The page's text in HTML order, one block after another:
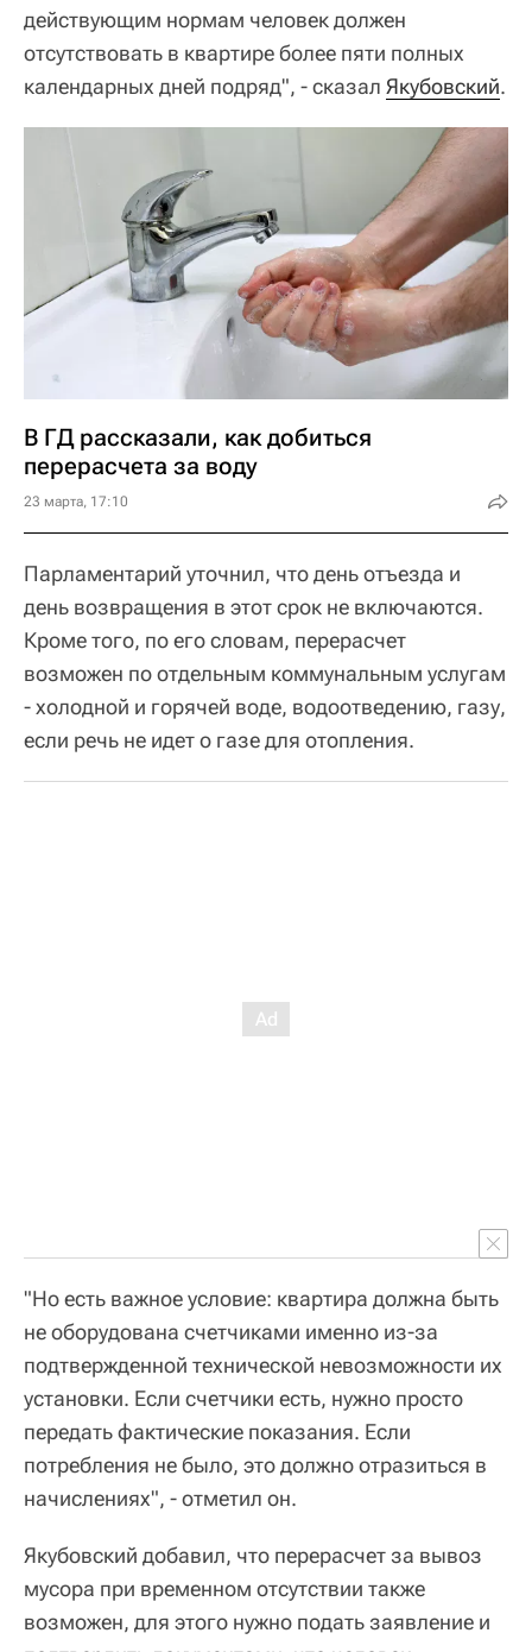
действующим нормам человек должен
отсутствовать в квартире более пяти полных
календарных дней подряд", - сказал Якубовский.
В ГД рассказали, как добиться
перерасчета за воду
23 марта, 17:10
Парламентарий уточнил, что день отъезда и
день возвращения в этот срок не включаются.
Кроме того, по его словам, перерасчет
возможен по отдельным коммунальным услугам
- холодной и горячей воде, водоотведению, газу,
если речь не идет о газе для отопления.
"Но есть важное условие: квартира должна быть
не оборудована счетчиками именно из-за
подтвержденной технической невозможности их
установки. Если счетчики есть, нужно просто
передать фактические показания. Если
потребления не было, это должно отразиться в
начислениях", - отметил он.
Якубовский добавил, что перерасчет за вывоз
мусора при временном отсутствии также
возможен, для этого нужно подать заявление и